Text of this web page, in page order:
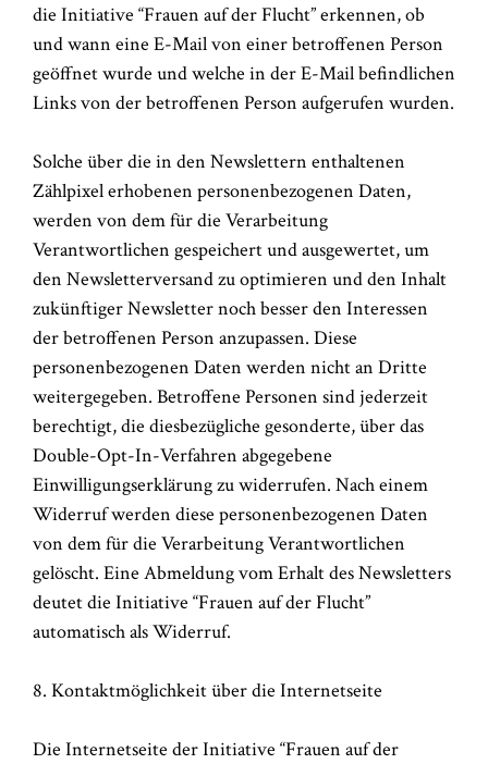
die Initiative “Frauen auf der Flucht” erkennen, ob
und wann eine E-Mail von einer betroffenen Person
geöffnet wurde und welche in der E-Mail befindlichen
Links von der betroffenen Person aufgerufen wurden.
Solche über die in den Newslettern enthaltenen
Zählpixel erhobenen personenbezogenen Daten,
werden von dem für die Verarbeitung
Verantwortlichen gespeichert und ausgewertet, um
den Newsletterversand zu optimieren und den Inhalt
zukünftiger Newsletter noch besser den Interessen
der betroffenen Person anzupassen. Diese
personenbezogenen Daten werden nicht an Dritte
weitergegeben. Betroffene Personen sind jederzeit
berechtigt, die diesbezügliche gesonderte, über das
Double-Opt-In-Verfahren abgegebene
Einwilligungserklärung zu widerrufen. Nach einem
Widerruf werden diese personenbezogenen Daten
von dem für die Verarbeitung Verantwortlichen
gelöscht. Eine Abmeldung vom Erhalt des Newsletters
deutet die Initiative “Frauen auf der Flucht”
automatisch als Widerruf.
8. Kontaktmöglichkeit über die Internetseite
Die Internetseite der Initiative “Frauen auf der